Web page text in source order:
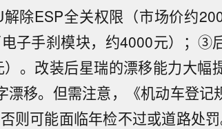
除ESP全关权限（市场价约
子手刹模块，约4000元）；③
。改装后星瑞的漂移能力大幅
漂移。但需注意，《机动车登记
则可能面临年检不过或道路处